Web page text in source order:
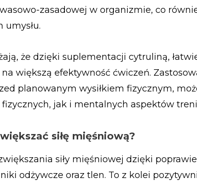
zasadowej w organizmie, co
umysłu.
że dzięki suplementacji cytruliną,
większą efektywność ćwiczeń.
planowanym wysiłkiem fizycznym,
jak i mentalnych aspektów
siłę mięśniową?
siły mięśniowej dzięki
odżywcze oraz tlen. To z kolei